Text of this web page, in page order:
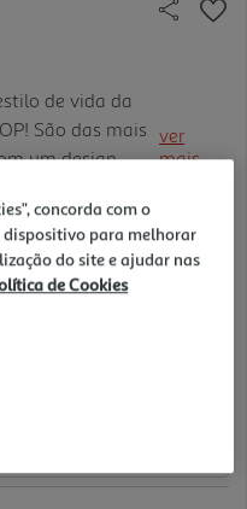
de vida da
São das mais
um design
de produção e
pequenos e
ver
mais
concorda com o
dispositivo para melhorar
do site e ajudar nas
de Cookies